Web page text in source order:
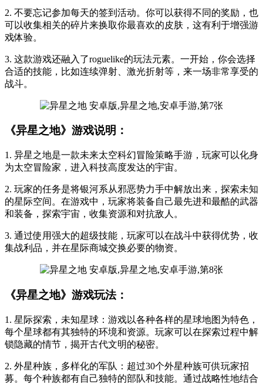
2. 不要忘记参加每天的签到活动。你可以获得不同的奖励，也
可以收集相关的碎片来换取你最喜欢的皮肤，这有利于增强游
戏体验。
3. 这款游戏还融入了roguelike的玩法元素。一开始，你会选择
合适的技能，比如连续弹射、激光折射等，来一场非常享受的
战斗。
《异星之地》游戏说明：
1. 异星之地是一款未来太空科幻冒险策略手游，玩家可以化身
为太空冒险家，进入科技高度发达的宇宙。
2. 玩家的任务是将银河系从邪恶势力手中解放出来，探索未知
的星际空间。在游戏中，玩家将装备自己最先进和最酷的武器
和装备，探索宇宙，收集资源和对抗敌人。
3. 通过使用强大的超级技能，玩家可以在战斗中获得优势，收
集战利品，并在星际商城交换必要的物资。
《异星之地》游戏玩法：
1. 星际探索，未知星球：游戏以各种各样的星球地图为特色，
每个星球都有其独特的环境和资源。玩家可以在探索过程中解
锁隐藏的情节，揭开古代文明的秘密。
2. 外星种族，多样化的军队：超过30个外星种族可供玩家招
募。每个种族都有自己独特的部队和技能。通过战略性地结合